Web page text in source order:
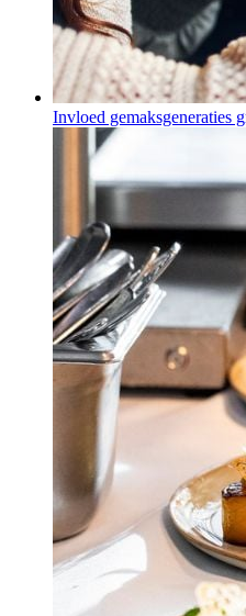
Invloed gemaksgeneraties